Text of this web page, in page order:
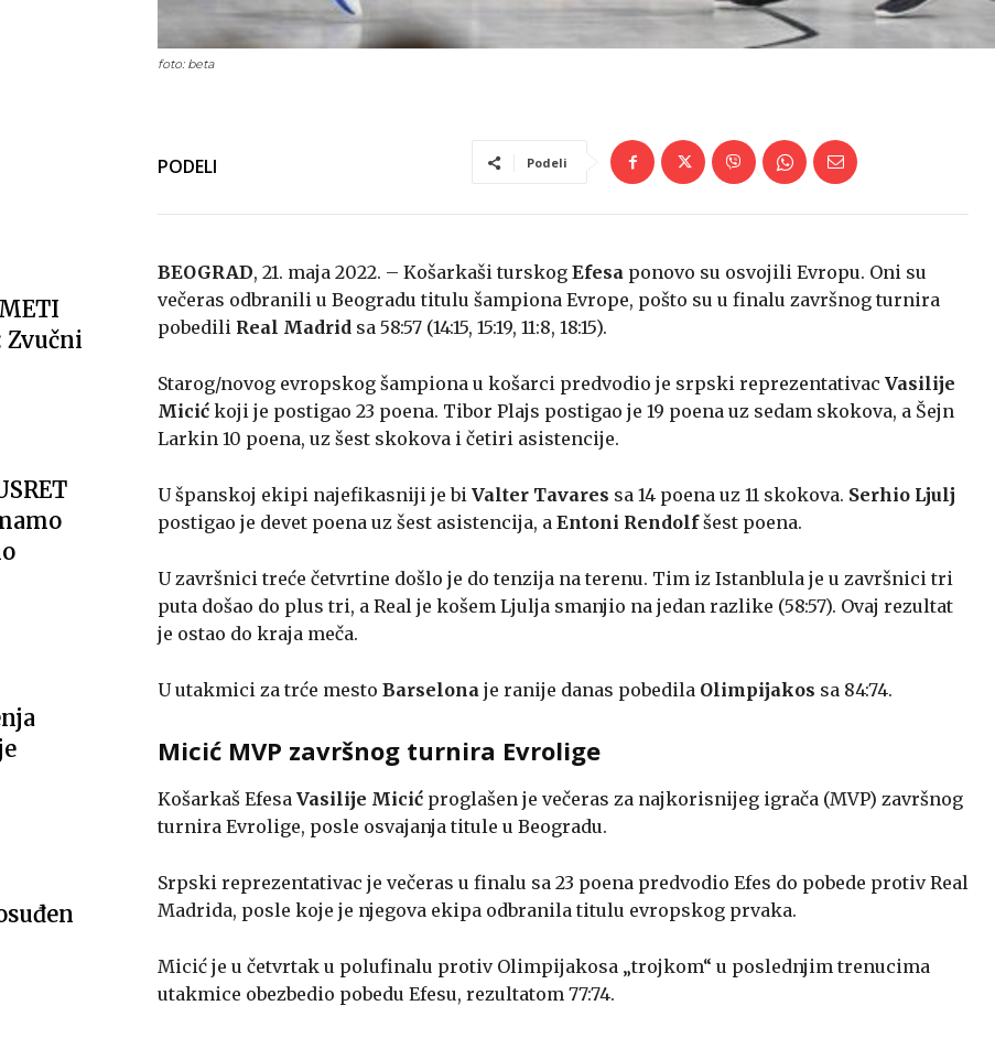
foto: beta
Zvučni
PODELI Podeli
BEOGRAD, 21. maja 2022. – Košarkaši turskog Efesa ponovo su osvojili Evropu. Oni su
večeras odbranili u Beogradu titulu šampiona Evrope, pošto su u finalu završnog turnira
pobedili Real Madrid sa 58:57 (14:15, 15:19, 11:8, 18:15).
Starog/novog evropskog šampiona u košarci predvodio je srpski reprezentativac Vasilije
Micić koji je postigao 23 poena. Tibor Plajs postigao je 19 poena uz sedam skokova, a Šejn
Larkin 10 poena, uz šest skokova i četiri asistencije.
U španskoj ekipi najefikasniji je bi Valter Tavares sa 14 poena uz 11 skokova. Serhio Ljulj
postigao je devet poena uz šest asistencija, a Entoni Rendolfšest poena.
U završnici treće četvrtine došlo je do tenzija na terenu. Tim iz Istanblula je u završnici tri
puta došao do plus tri, a Real je košem Ljulja smanjio na jedan razlike (58:57). Ovaj rezultat
je ostao do kraja meča.
U utakmici za trće mesto Barselona je ranije danas pobedila Olimpijakos sa 84:74.
Micić MVP završnog turnira Evrolige
Košarkaš Efesa Vasilije Micić proglašen je večeras za najkorisnijeg igrača (MVP) završnog
turnira Evrolige, posle osvajanja titule u Beogradu.
Srpski reprezentativac je večeras u finalu sa 23 poena predvodio Efes do pobede protiv Real
Madrida, posle koje je njegova ekipa odbranila titulu evropskog prvaka.
Micić je u četvrtak u polufinalu protiv Olimpijakosa „trojkom“ u poslednjim trenucima
utakmice obezbedio pobedu Efesu, rezultatom 77:74.